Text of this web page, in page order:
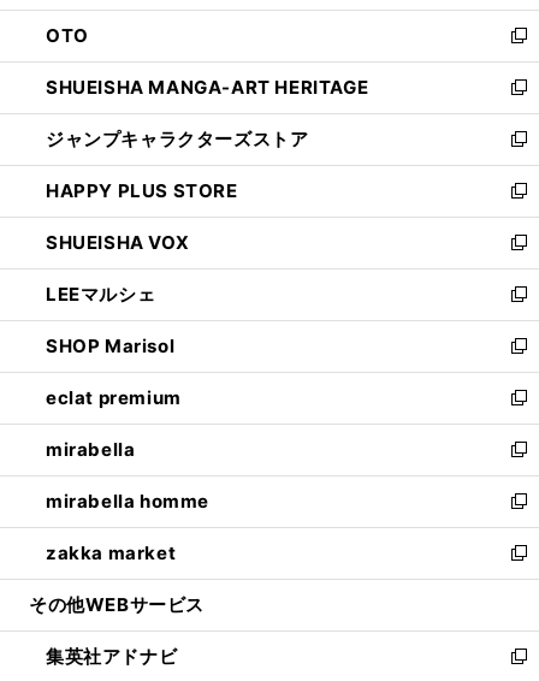
ウ
で
開
く
ン
ド
ウ
で
開
く
OTO
新
し
い
ウ
ィ
ン
ド
ウ
で
開
く
SHUEISHA MANGA-ART HERITAGE
新
し
い
ウ
ィ
ン
ド
ウ
で
開
く
ジャンプキャラクターズストア
新
し
い
ウ
ィ
ン
ド
ウ
で
開
く
HAPPY PLUS STORE
新
し
い
ウ
ィ
ン
ド
ウ
で
開
く
SHUEISHA VOX
新
し
い
ウ
ィ
ン
ド
ウ
で
開
く
LEEマルシェ
新
し
い
ウ
ィ
ン
ド
ウ
で
開
く
SHOP Marisol
新
し
い
ウ
ィ
ン
ド
ウ
で
開
eclat premium
新
し
い
ウ
ィ
ン
ド
ウ
開
く
mirabella
新
し
い
ウ
ィ
ン
ウ
で
mirabella homme
新
し
い
ウ
ン
ド
zakka market
新
し
ウ
ィ
その他WEBサービス
集英社アドナビ
新